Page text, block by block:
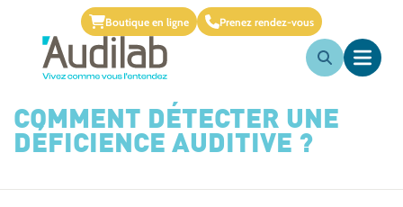
Boutique en ligne Prenez rendez-vous
COMMENT DÉTECTER UNE
DÉFICIENCE AUDITIVE ?